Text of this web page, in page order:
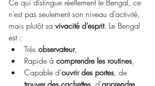
Ce qui distingue réellement le Bengal, ce
n’est pas seulement son niveau d’activité,
mais plutôt sa vivacité d’esprit. Le Bengal
est :
Très observateur,
Rapide à comprendre les routines,
Capable d’ouvrir des portes, de